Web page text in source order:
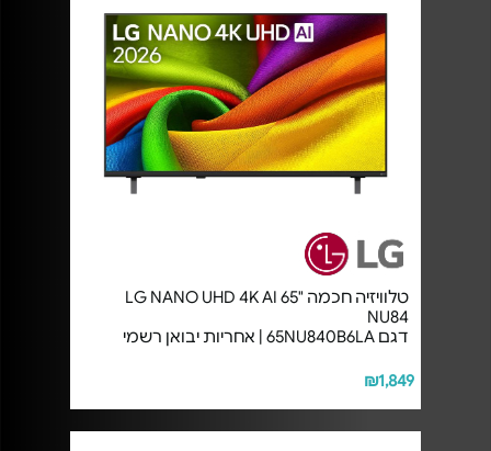
טלוויזיה חכמה "65 LG NANO UHD 4K AI
NU84
דגם 65NU840B6LA | אחריות יבואן רשמי
₪1,849